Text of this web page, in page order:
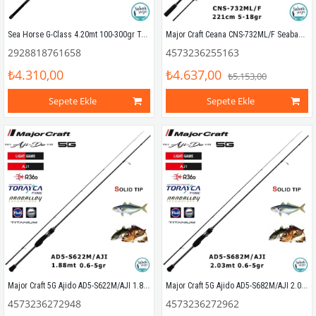
Sea Horse G-Class 4.20mt 100-300gr Teleskopik Surf Kamış
2928818761658
₺4.310,00
Sepete Ekle
Major Craft Ceana CNS-732ML/F Seabass 221cm 5-18gr (2P) Spin Kamış
4573236255163
₺4.637,00 ₺5.153,00
Sepete Ekle
Major Craft 5G Ajido AD5-S622M/AJI 1.88mt 0.6-5gr (2P) LRF Kamış
4573236272948
Major Craft 5G Ajido AD5-S682M/AJI 2.03mt 0.6-5gr (2P) LRF Kamış
4573236272962